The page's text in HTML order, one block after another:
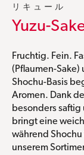
リキュール
Yuzu-
Fruchtig. Fein.
(Pflaumen-Sake)
Shochu-Basis
Aromen. Dank
besonders saftig
bringt eine
während Shochu
unserem